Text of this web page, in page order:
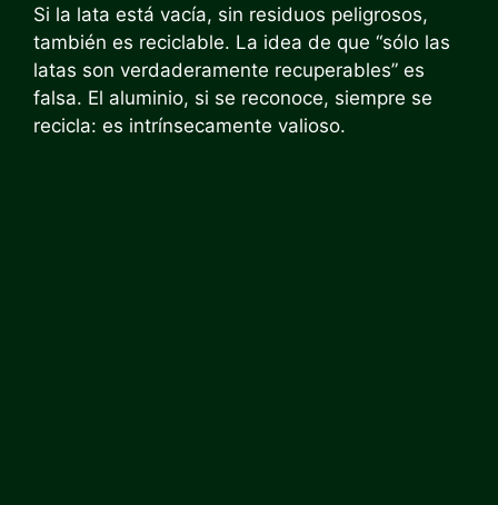
Si la lata está vacía, sin residuos peligrosos,
también es reciclable. La idea de que “sólo las
latas son verdaderamente recuperables” es
falsa. El aluminio, si se reconoce, siempre se
recicla: es intrínsecamente valioso.